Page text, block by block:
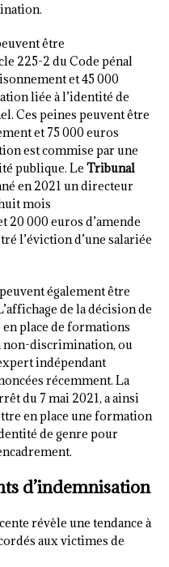
être
225-2 du Code pénal
et 45 000
liée à l’identité de
Ces peines peuvent être
et 75 000 euros
est commise par une
publique. Le Tribunal
en 2021 un directeur
mois
20 000 euros d’amende
l’éviction d’une salariée
peuvent également être
de la décision de
place de formations
non-discrimination, ou
indépendant
récemment. La
du 7 mai 2021, a ainsi
en place une formation
de genre pour
d’indemnisation
révèle une tendance à
aux victimes de